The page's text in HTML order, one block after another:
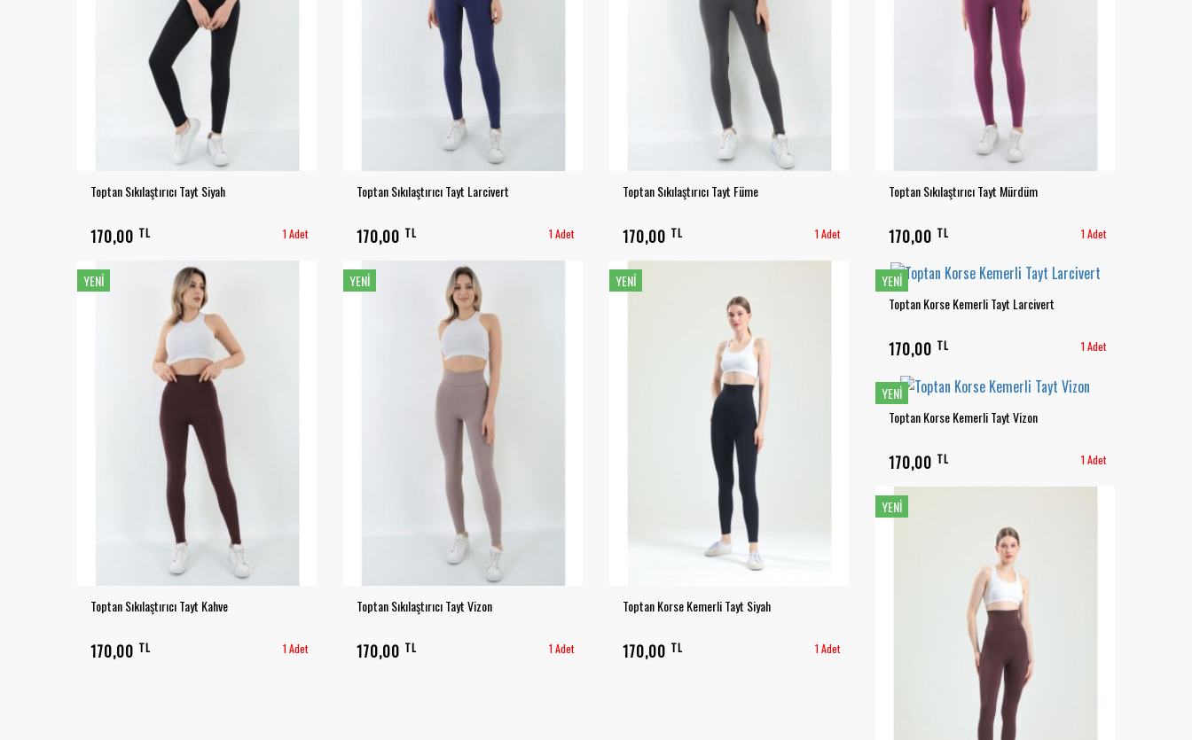
Toptan Sıkılaştırıcı Tayt Siyah
170,00 TL 1 Adet
Toptan Sıkılaştırıcı Tayt Larcivert
170,00 TL 1 Adet
Toptan Sıkılaştırıcı Tayt Füme
170,00 TL 1 Adet
Toptan Sıkılaştırıcı Tayt Mürdüm
170,00 TL 1 Adet
YENI
Toptan Sıkılaştırıcı Tayt Kahve
170,00 TL 1 Adet
YENI
Toptan Sıkılaştırıcı Tayt Vizon
170,00 TL 1 Adet
YENI
Toptan Korse Kemerli Tayt Siyah
170,00 TL 1 Adet
YENI
Toptan Korse Kemerli Tayt Larcivert
170,00 TL 1 Adet
YENI
Toptan Korse Kemerli Tayt Vizon
170,00 TL 1 Adet
YENI